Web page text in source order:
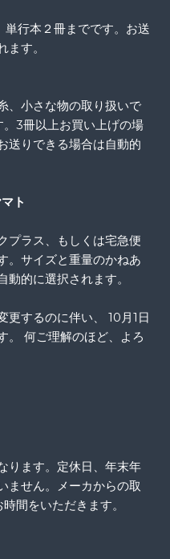
行本２冊までです。お送
す。
、小さな物の取り扱いで
3冊以上お買い上げの場
送りできる場合は自動的
ト
プラス、もしくは宅急便
。サイズと重量のかねあ
的に選択されます。
更するのに伴い、 10月1日
。 何ご理解のほど、よろ
ります。定休日、年末年
ません。メーカからの取
間をいただきます。